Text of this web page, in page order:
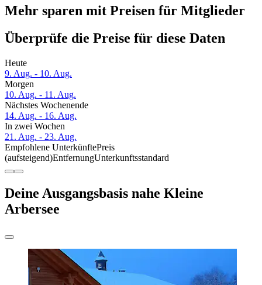
Mehr sparen mit Preisen für Mitglieder
Überprüfe die Preise für diese Daten
Heute
9. Aug. - 10. Aug.
Morgen
10. Aug. - 11. Aug.
Nächstes Wochenende
14. Aug. - 16. Aug.
In zwei Wochen
21. Aug. - 23. Aug.
Empfohlene UnterkünftePreis
(aufsteigend)EntfernungUnterkunftsstandard
Deine Ausgangsbasis nahe Kleine
Arbersee